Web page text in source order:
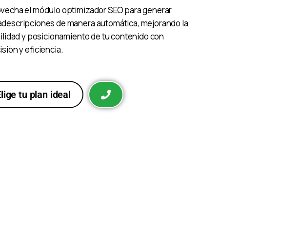
el módulo optimizador SEO para generar
de manera automática, mejorando la
y posicionamiento de tu contenido con
y eficiencia.
tu plan ideal